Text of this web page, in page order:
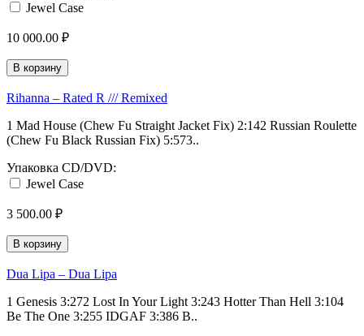
Jewel Case
10 000.00 ₽
В корзину
Rihanna – Rated R /// Remixed
1 Mad House (Chew Fu Straight Jacket Fix) 2:142 Russian Roulette
(Chew Fu Black Russian Fix) 5:573..
Упаковка CD/DVD:
Jewel Case
3 500.00 ₽
В корзину
Dua Lipa – Dua Lipa
1 Genesis 3:272 Lost In Your Light 3:243 Hotter Than Hell 3:104
Be The One 3:255 IDGAF 3:386 B..